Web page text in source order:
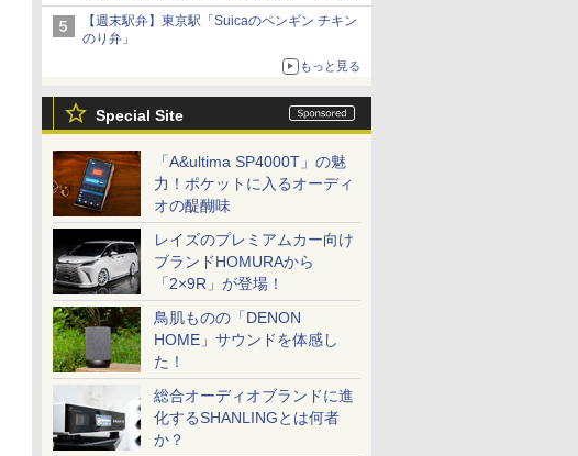
か、注目ブランドコラボが実現
【週末駅弁】東京駅「Suicaのペンギン チキン
のり弁」
もっと見る
Special Site
「A&ultima SP4000T」の魅
力！ポケットに入るオーディ
オの醍醐味
レイズのプレミアムカー向け
ブランドHOMURAから
「2×9R」が登場！
鳥肌ものの「DENON
HOME」サウンドを体感し
た！
総合オーディオブランドに進
化するSHANLINGとは何者
か？